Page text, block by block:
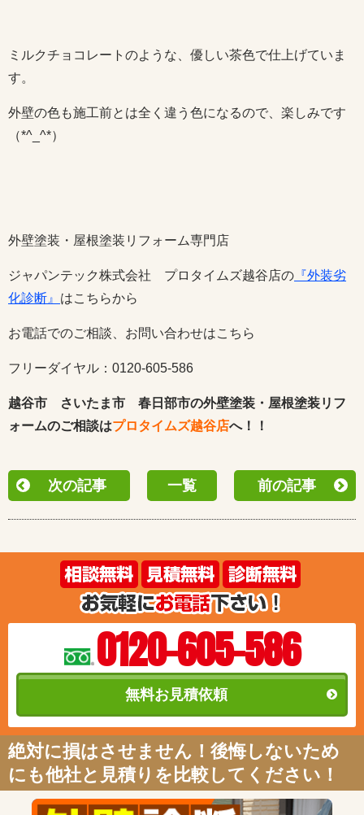
ミルクチョコレートのような、優しい茶色で仕上げていま
す。
外壁の色も施工前とは全く違う色になるので、楽しみです
（*^_^*）
外壁塗装・屋根塗装リフォーム専門店
ジャパンテック株式会社 プロタイムズ越谷店の 『外装劣
化診断』 はこちらから
お電話でのご相談、お問い合わせはこちら
フリーダイヤル：0120-605-586
越谷市 さいたま市 春日部市の外壁塗装・屋根塗装リフ
ォームのご相談はプロタイムズ越谷店へ！！
次の記事 一覧 前の記事
0120-605-586
無料お見積依頼
絶対に損はさせません！後悔しないため
にも他社と見積りを比較してください！